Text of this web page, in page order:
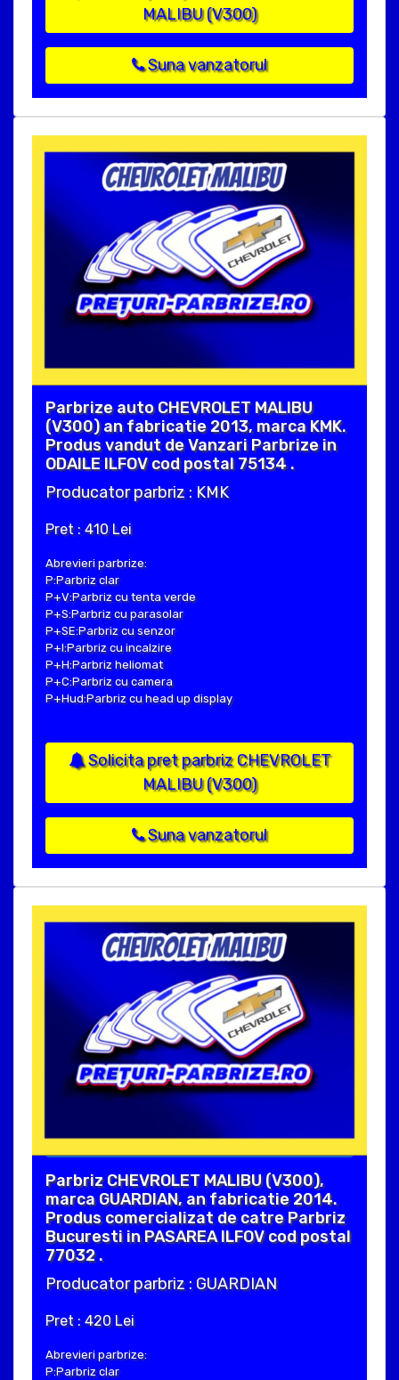
MALIBU (V300)
Suna vanzatorul
Parbrize auto CHEVROLET MALIBU
(V300) an fabricatie 2013, marca KMK.
Produs vandut de Vanzari Parbrize in
ODAILE ILFOV cod postal 75134 .
Producator parbriz : KMK
Pret : 410 Lei
Abrevieri parbrize:
P:Parbriz clar
P+V:Parbriz cu tenta verde
P+S:Parbriz cu parasolar
P+SE:Parbriz cu senzor
P+I:Parbriz cu incalzire
P+H:Parbriz heliomat
P+C:Parbriz cu camera
P+Hud:Parbriz cu head up display
Solicita pret parbriz CHEVROLET
MALIBU (V300)
Suna vanzatorul
Parbriz CHEVROLET MALIBU (V300),
marca GUARDIAN, an fabricatie 2014.
Produs comercializat de catre Parbriz
Bucuresti in PASAREA ILFOV cod postal
77032 .
Producator parbriz : GUARDIAN
Pret : 420 Lei
Abrevieri parbrize:
P:Parbriz clar